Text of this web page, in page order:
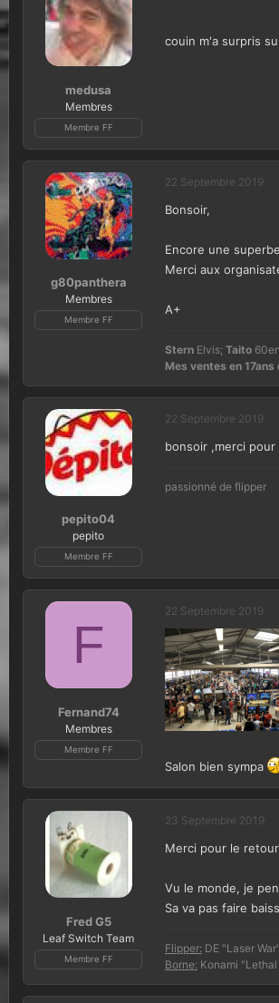
medusa
Membres
Membre FF
couin m'a surpris
g80panthera
Membres
Membre FF
22 Septembre 2019
Bonsoir,
Encore une
Merci aux
A+
Stern Elvis; Taito
Mes ventes en
pepito04
pepito
Membre FF
22 Septembre 2019
bonsoir ,merci
passionné de flipper
F
Fernand74
Membres
Membre FF
22 Septembre 2019
Salon bien sympa
Fred G5
Leaf Switch Team
Membre FF
23 Septembre 2019
Merci pour le retour
Vu le monde, je
Sa va pas faire
Flipper: DE "Laser
Borne: Konami